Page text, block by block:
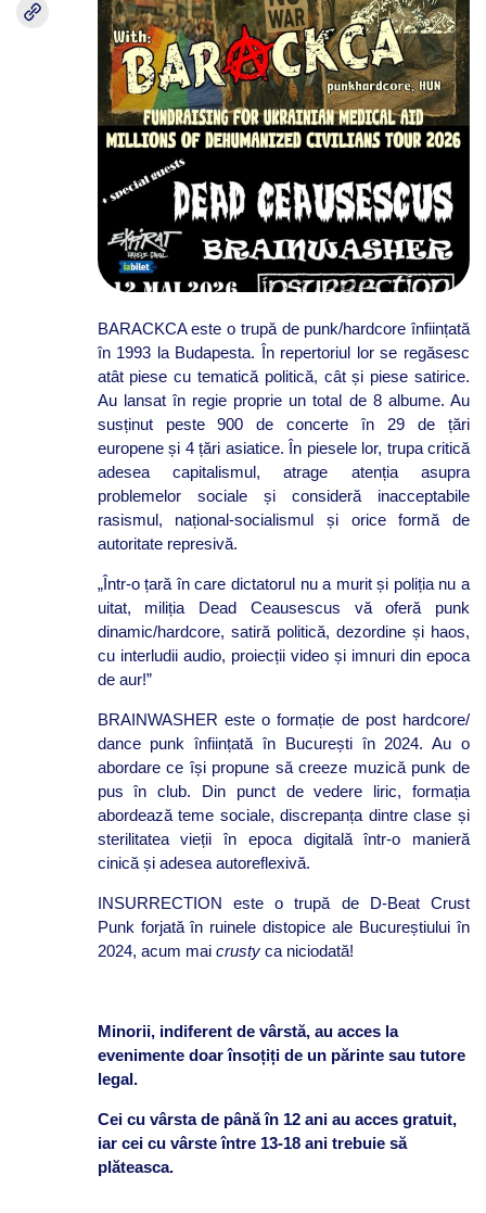
BARACKCA este o trupă de punk/hardcore înființată
în 1993 la Budapesta. În repertoriul lor se regăsesc
atât piese cu tematică politică, cât și piese satirice.
Au lansat în regie proprie un total de 8 albume. Au
susținut peste 900 de concerte în 29 de țări
europene și 4 țări asiatice. În piesele lor, trupa critică
adesea capitalismul, atrage atenția asupra
problemelor sociale și consideră inacceptabile
rasismul, național-socialismul și orice formă de
autoritate represivă.
„Într-o țară în care dictatorul nu a murit și poliția nu a
uitat, miliția Dead Ceausescus vă oferă punk
dinamic/hardcore, satiră politică, dezordine și haos,
cu interludii audio, proiecții video și imnuri din epoca
de aur!”
BRAINWASHER este o formație de post hardcore/
dance punk înființată în București în 2024. Au o
abordare ce își propune să creeze muzică punk de
pus în club. Din punct de vedere liric, formația
abordează teme sociale, discrepanța dintre clase și
sterilitatea vieții în epoca digitală într-o manieră
cinică și adesea autoreflexivă.
INSURRECTION este o trupă de D-Beat Crust
Punk forjată în ruinele distopice ale Bucureștiului în
2024, acum mai crustyca niciodată!
Minorii, indiferent de vârstă, au acces la
evenimente doar însoțiți de un părinte sau tutore
legal.
Cei cu vârsta de până în 12 ani au acces gratuit,
iar cei cu vârste între 13-18 ani trebuie să
plăteasca.